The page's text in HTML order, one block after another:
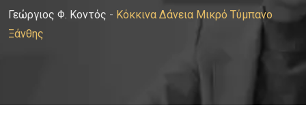
Γεώργιος Φ. Κοντός - Κόκκινα Δάνεια Μικρό Τύμπανο
Ξάνθης